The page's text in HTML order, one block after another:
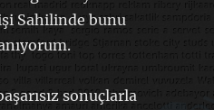
Sahilinde bunu
sonuçlarla